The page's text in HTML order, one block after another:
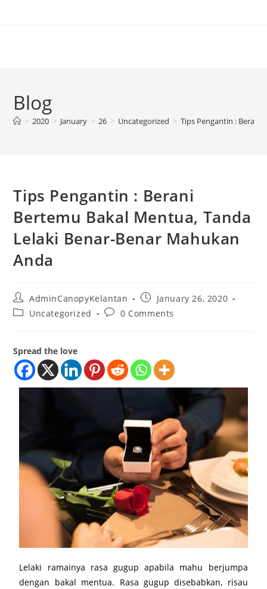
Blog
> 2020 > January > 26 > Uncategorized > Tips Pengantin : Berani
Tips Pengantin : Berani
Bertemu Bakal Mentua, Tanda
Lelaki Benar-Benar Mahukan
Anda
AdminCanopyKelantan
January 26, 2020
Uncategorized
0 Comments
Spread the love
Lelaki ramainya rasa gugup apabila mahu berjumpa
dengan bakal mentua. Rasa gugup disebabkan, risau